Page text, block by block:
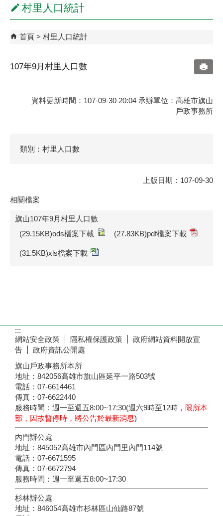
村里人口統計
首頁 村里人口統計
107年9月村里人口數
資料更新時間：107-09-30 20:04 承辦單位：高雄市旗山
戶政事務所
類別：村里人口數
上版日期：107-09-30
相關檔案
旗山107年9月村里人口數
(29.15KB)ods檔案下載
(27.83KB)pdf檔案下載
(31.5KB)xls檔案下載
:::
網站安全政策
隱私權保護政策
政府網站資料開放宣
告
政府資訊公開處
旗山戶政事務所本所
地址：842056高雄市旗山區延平一路503號
電話：07-6614461
傳真：07-6622440
服務時間：週一至週五8:00~17:30(週六9時至12時， 限所本
部，因故暫停時，將公告於最新消息)
內門辦公處
地址：845052高雄市內門區內門里內門114號
電話：07-6671595
傳真：07-6672794
服務時間：週一至週五8:00~17:30
杉林辦公處
地址：846054高雄市杉林區山仙路87號